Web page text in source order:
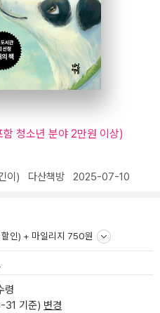
청소년 분야 2만원 이상)
이) 다산책방 2025-07-10
인) + 마일리지 750원
령
31 기준) 변경